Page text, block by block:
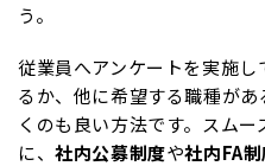
う。
従業員へアンケートを実施
るか、他に希望する職種が
くのも良い方法です。スム
に、社内公募制度や社内FA